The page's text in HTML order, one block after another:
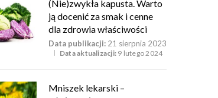
(Nie)zwykła kapusta. Warto
ją docenić za smak i cenne
dla zdrowia właściwości
Data publikacji: 21 sierpnia 2023
Data aktualizacji: 9 lutego 2024
Mniszek lekarski –